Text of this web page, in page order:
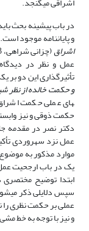
در باب پیشینه بحث
و پایان­نامه موجود
اشراق
عمل و نظر در
تأثیرگذاری این دو
و حکمت خالده از نظر
های عملی حکمت
حکمت ذوقی و نیز
دکتر نصر در مقدمه
موارد مذکور به
یک در باب ارجحیت
ابتدا توضیح
سپس دلایلی ذکر
عملی بر حکمت نظری
و نیز با توجه به خط